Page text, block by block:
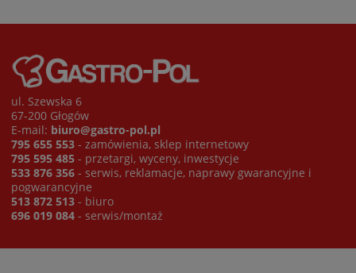
ul. Szewska 6
67-200 Głogów
E-mail: biuro@gastro-pol.pl
795 655 553 - zamówienia, sklep internetowy
795 595 485 - przetargi, wyceny, inwestycje
533 876 356 - serwis, reklamacje, naprawy gwarancyjne i
pogwarancyjne
513 872 513 - biuro
696 019 084 - serwis/montaż